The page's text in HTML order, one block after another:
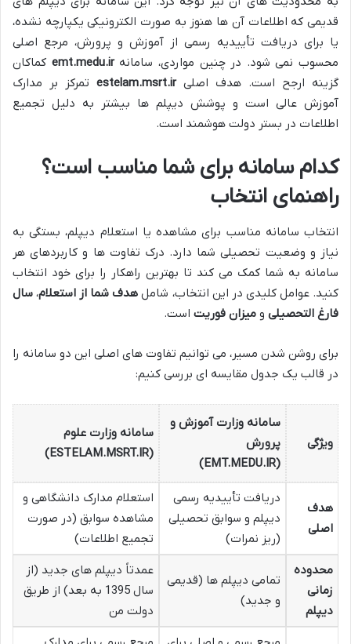
قدیمی که اطلاعات آن ها هنوز به صورت الکترونیکی یکپارچه نشده،
یا برای دریافت تأییدیه رسمی از آموزش و پرورش، مرجع اصلی
محسوب نمی شود. در چنین مواردی، سامانهemt.medu.ir کماکان
گزینه ارجح است. هدف اصلیestelam.msrt.ir تمرکز بر مدارک
آموزش عالی است و پوشش دیپلم ها بیشتر به دلیل تجمیع
اطلاعات در بستر دولت هوشمند است.
کدام سامانه برای شما مناسب است؟
راهنمای انتخاب
انتخاب سامانه مناسب برای مشاهده یا استعلام دیپلم، بستگی به
نیاز و وضعیت تحصیلی شما دارد. درک تفاوت ها و کاربردهای هر
سامانه به شما کمک می کند تا بهترین راهکار را برای خود انتخاب
کنید. عوامل کلیدی در این انتخاب، شامل هدف شما از استعلام، سال
فارغ التحصیلی و میزان فوریت است.
برای روشن شدن مسیر، می توانیم تفاوت های اصلی این دو سامانه را
در قالب یک جدول مقایسه ای بررسی کنیم:
ویژگی
سامانه وزارت آموزش و
پرورش
(EMT.MEDU.IR)
سامانه وزارت علوم
(ESTELAM.MSRT.IR)
هدف
اصلی
دریافت تأییدیه رسمی
دیپلم و سوابق تحصیلی
(ریز نمرات)
استعلام مدارک دانشگاهی و
مشاهده سوابق (در صورت
تجمیع اطلاعات)
محدوده
زمانی
دیپلم
تمامی دیپلم ها (قدیمی
و جدید)
عمدتاً دیپلم های جدید (از
سال 1395 به بعد) از طریق
دولت من